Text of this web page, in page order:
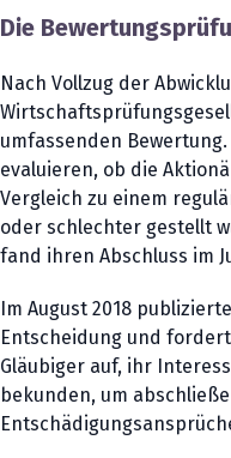
Die
Nach Vollzug der
umfassenden
evaluieren, ob die
Vergleich zu einem
oder schlechter gestellt
fand ihren Abschluss im
Im August 2018
Entscheidung und
Gläubiger auf, ihr
bekunden, um